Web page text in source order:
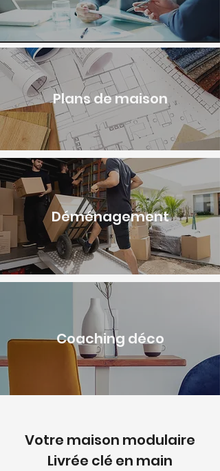
Plans de maison
Déménagement
Coaching déco
Votre maison modulaire
Livrée clé en main